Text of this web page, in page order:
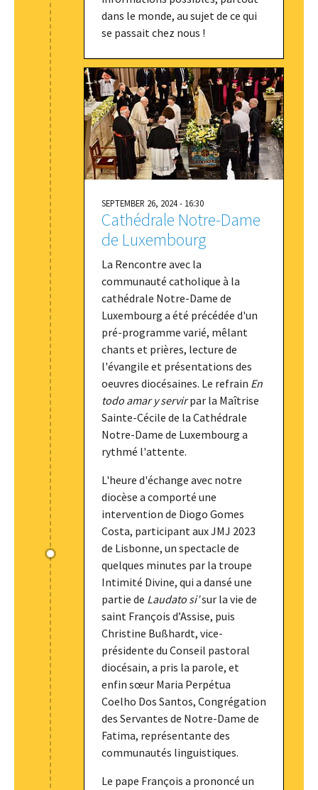
dans le monde, au sujet de ce qui
se passait chez nous !
SEPTEMBER 26, 2024 - 16:30
Cathédrale Notre-Dame
de Luxembourg
La Rencontre avec la
communauté catholique à la
cathédrale Notre-Dame de
Luxembourg a été précédée d'un
pré-programme varié, mêlant
chants et prières, lecture de
l'évangile et présentations des
oeuvres diocésaines. Le refrain En
todo amar y servirpar la Maîtrise
Sainte-Cécile de la Cathédrale
Notre-Dame de Luxembourg a
rythmé l'attente.
L'heure d'échange avec notre
diocèse a comporté une
intervention de Diogo Gomes
Costa, participant aux JMJ 2023
de Lisbonne, un spectacle de
quelques minutes par la troupe
Intimité Divine, qui a dansé une
partie de Laudato si’sur la vie de
saint François d’Assise, puis
Christine Bußhardt, vice-
présidente du Conseil pastoral
diocésain, a pris la parole, et
enfin sœur Maria Perpétua
Coelho Dos Santos, Congrégation
des Servantes de Notre-Dame de
Fatima, représentante des
communautés linguistiques.
Le pape François a prononcé un